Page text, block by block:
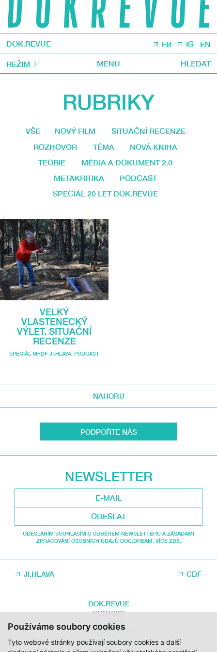
Používáme soubory cookies
Tyto webové stránky používají soubory cookies a další
DOK.REVUE FB IG EN
REŽIM MENU HLEDAT
RUBRIKY
VŠE NOVÝ FILM
SITUAČNÍ RECENZE
ROZHOVOR
TÉMA
NOVÁ KNIHA
TEORIE
MÉDIA A DOKUMENT 2.0
METAKRITIKA
PODCAST
SPECIÁL 20 LET DOK.REVUE
VELKÝ
VLASTENECKÝ
VÝLET. SITUAČNÍ
RECENZE
SPECIÁL MFDF JI.HLAVA, PODCAST
NAHORU
PODPOŘTE NÁS
NEWSLETTER
ODESLAT
ODESLÁNÍM SOUHLASÍM S ODBĚREM NEWSLETTERU A ZÁSADAMI
ZPRACOVÁNÍ OSOBNÍCH ÚDAJŮ DOC.DREAM. VÍCE ZDE.
JI.HLAVA CDF
DOK.REVUE
RUBRIKY
AUTOŘI
O DOK.REVUE
PODPOŘTE NÁS